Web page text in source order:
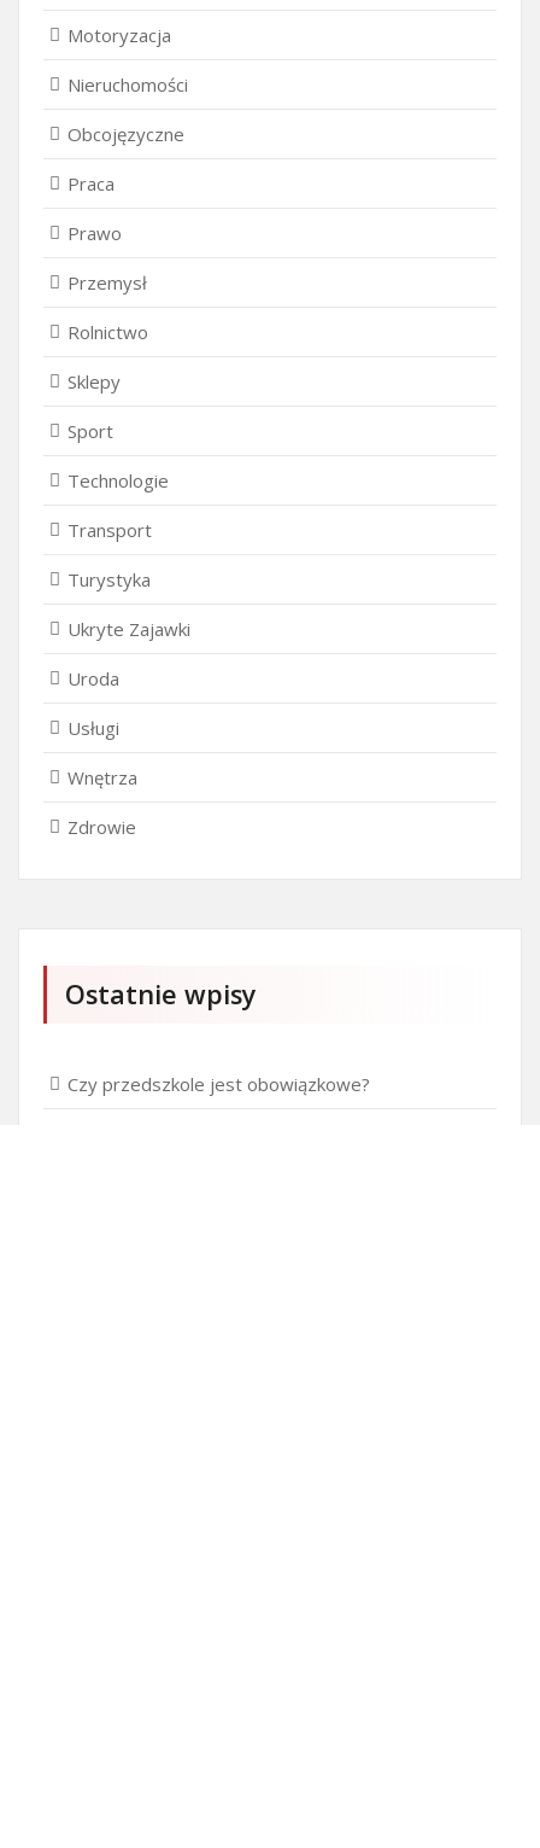
Motoryzacja
Nieruchomości
Obcojęzyczne
Praca
Prawo
Przemysł
Rolnictwo
Sklepy
Sport
Technologie
Transport
Turystyka
Ukryte Zajawki
Uroda
Usługi
Wnętrza
Zdrowie
Ostatnie wpisy
Czy przedszkole jest obowiązkowe?